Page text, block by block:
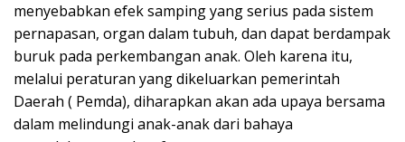
menyebabkan efek samping yang serius pada sistem
pernapasan, organ dalam tubuh, dan dapat berdampak
buruk pada perkembangan anak. Oleh karena itu,
melalui peraturan yang dikeluarkan pemerintah
Daerah ( Pemda), diharapkan akan ada upaya bersama
dalam melindungi anak-anak dari bahaya